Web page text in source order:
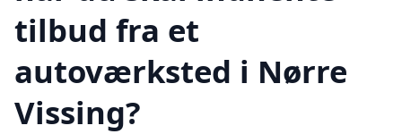
tilbud fra et
autoværksted i Nørre
Vissing?